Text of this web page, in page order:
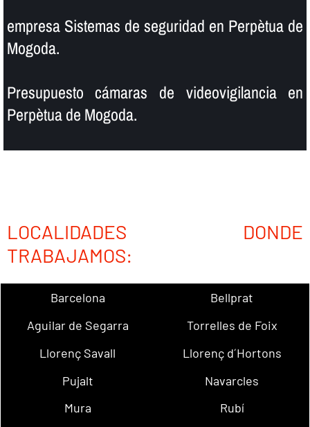
empresa Sistemas de seguridad en Perpètua de
Mogoda.
Presupuesto cámaras de videovigilancia en
Perpètua de Mogoda.
LOCALIDADES DONDE
TRABAJAMOS:
Barcelona
Bellprat
Aguilar de Segarra
Torrelles de Foix
Llorenç Savall
Llorenç d´Hortons
Pujalt
Navarcles
Mura
Rubí